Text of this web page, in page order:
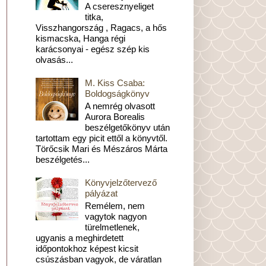
A cseresznyeliget
titka,
Visszhangország , Ragacs, a hős
kismacska, Hanga régi
karácsonyai - egész szép kis
olvasás...
M. Kiss Csaba:
Boldogságkönyv
A nemrég olvasott
Aurora Borealis
beszélgetőkönyv után
tartottam egy picit ettől a könyvtől.
Törőcsik Mari és Mészáros Márta
beszélgetés...
Könyvjelzőtervező
pályázat
Remélem, nem
vagytok nagyon
türelmetlenek,
ugyanis a meghirdetett
időpontokhoz képest kicsit
csúszásban vagyok, de váratlan